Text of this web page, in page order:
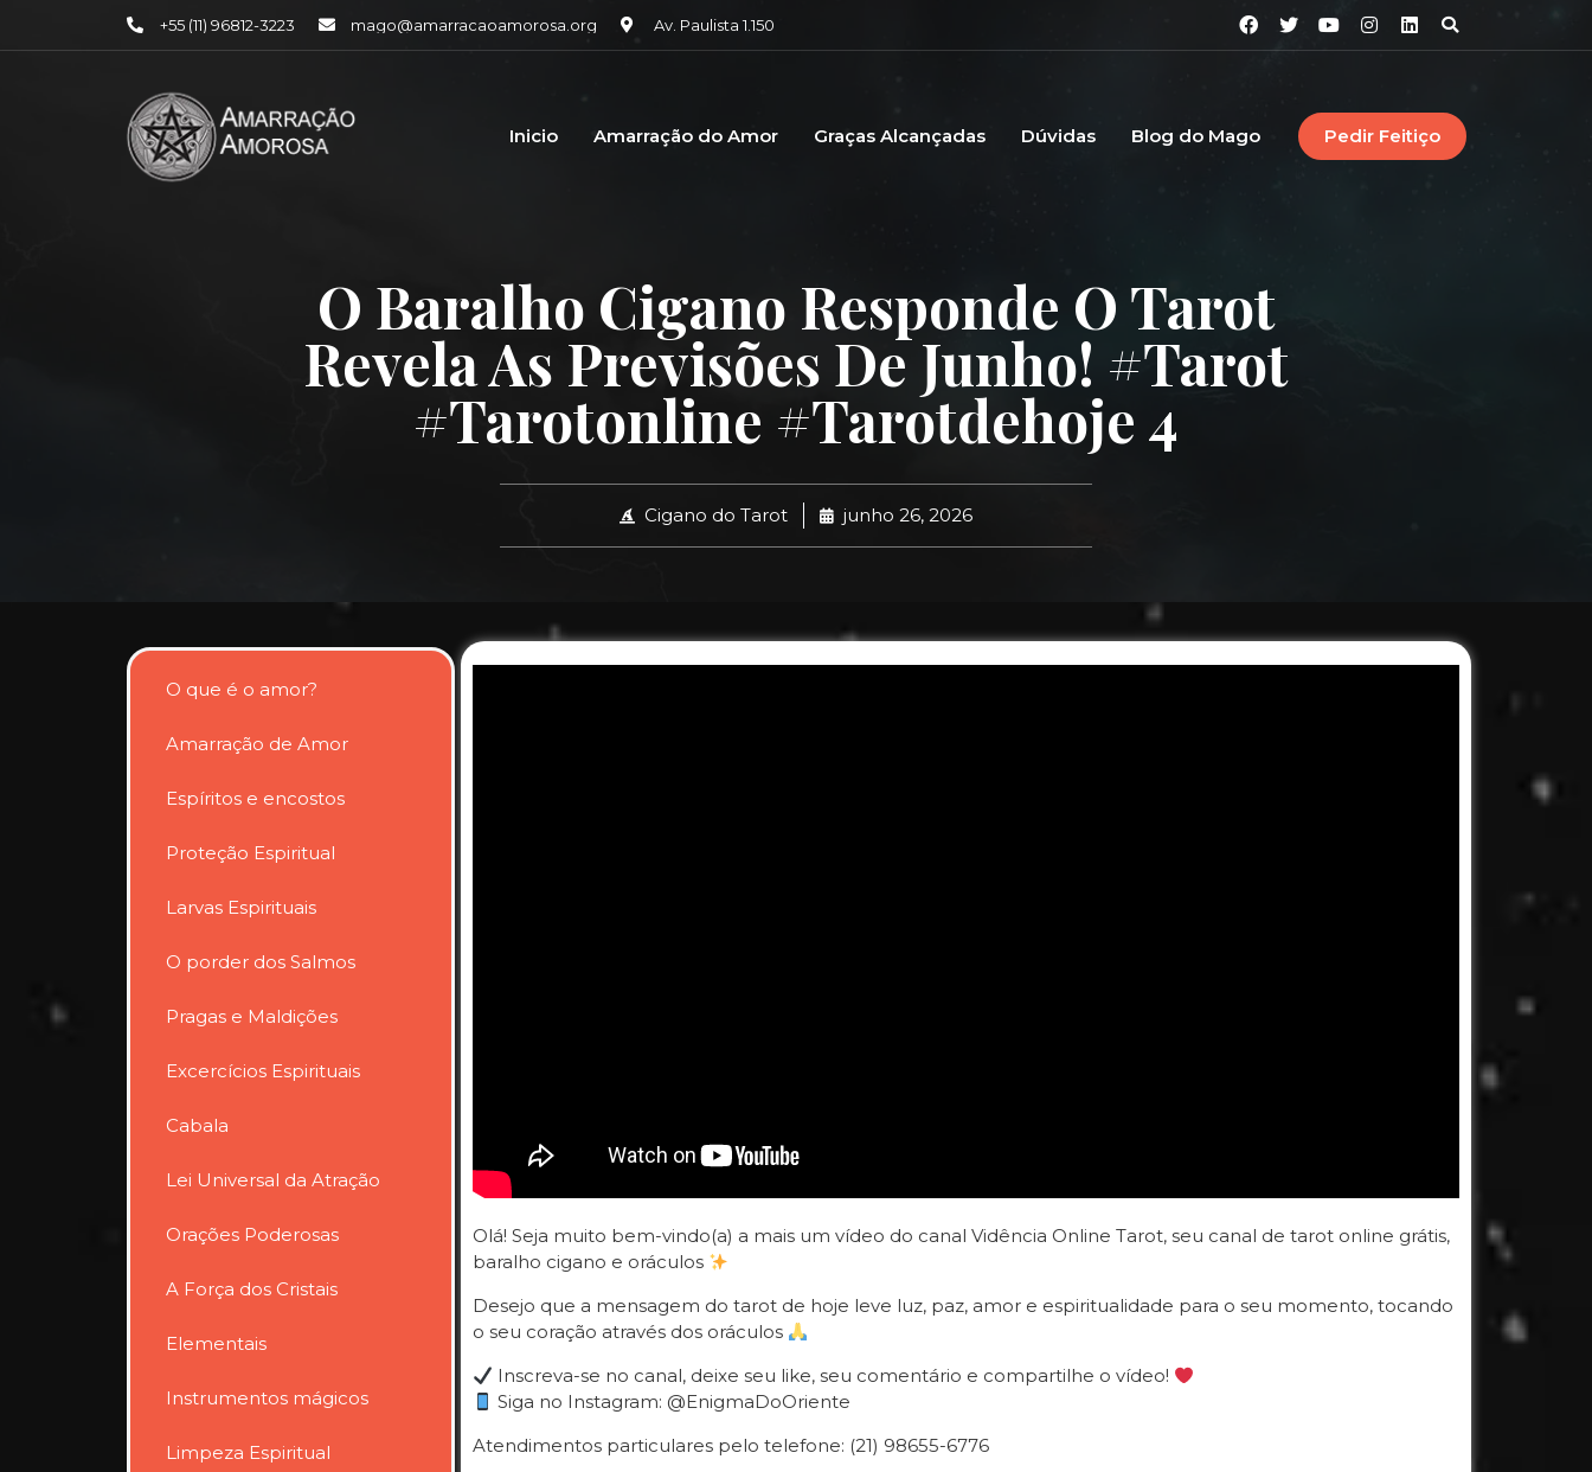
+55 (11) 96812-3223 mago@amarracaoamorosa.org Av. Paulista 1.150
Inicio Amarração do Amor Graças Alcançadas Dúvidas Blog do Mago Pedir Feitiço
O Baralho Cigano Responde O Tarot
Revela As Previsões De Junho! #tarot
#tarotonline #tarotdehoje 4
Cigano do Tarot junho 26, 2026
O que é o amor?
Amarração de Amor
Espíritos e encostos
Proteção Espiritual
Larvas Espirituais
O porder dos Salmos
Pragas e Maldições
Excercícios Espirituais
Cabala
Lei Universal da Atração
Orações Poderosas
A Força dos Cristais
Elementais
Instrumentos mágicos
Limpeza Espiritual
Olá! Seja muito bem-vindo(a) a mais um vídeo do canal Vidência Online Tarot, seu canal de tarot online grátis,
baralho cigano e oráculos
Desejo que a mensagem do tarot de hoje leve luz, paz, amor e espiritualidade para o seu momento, tocando
o seu coração através dos oráculos
Inscreva-se no canal, deixe seu like, seu comentário e compartilhe o vídeo!
Siga no Instagram: @EnigmaDoOriente
Atendimentos particulares pelo telefone: (21) 98655-6776